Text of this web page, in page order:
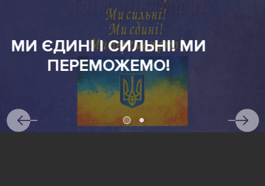
АБІТУРІЄНТАМ